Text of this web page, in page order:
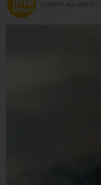
ostatnie aktualności ‹